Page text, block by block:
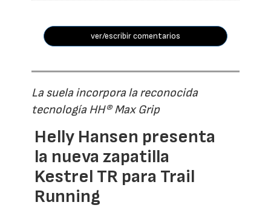
ver/escribir comentarios
La suela incorpora la reconocida
tecnología HH® Max Grip
Helly Hansen presenta
la nueva zapatilla
Kestrel TR para Trail
Running